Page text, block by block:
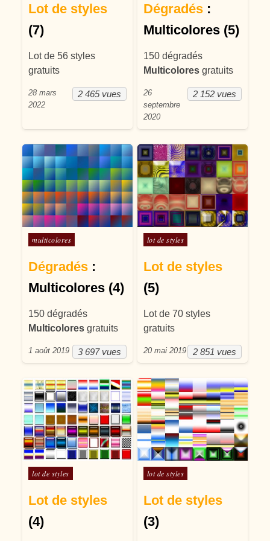
Lot de styles
(7)
Lot de 56 styles
gratuits
2 465 vues
28 mars
2022
Dégradés:
Multicolores (5)
150 dégradés
Multicoloresgratuits
2 152 vues
26
septembre
2020
Posté dans
multicolores
Dégradés :
Multicolores (4)
150 dégradés
Multicolores gratuits
3 697 vues
1 août 2019
Posté dans
lot de styles
Lot de styles
(5)
Lot de 70 styles
gratuits
2 851 vues
20 mai 2019
Posté dans
lot de styles
Lot de styles
(4)
Posté dans
lot de styles
Lot de styles
(3)